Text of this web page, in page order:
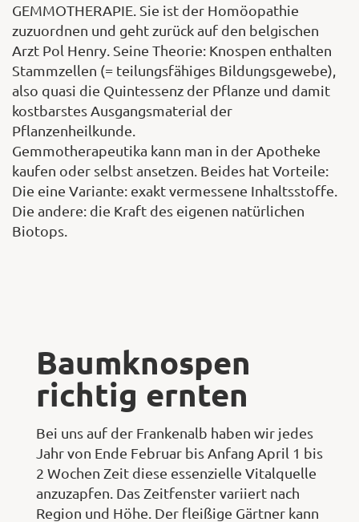
GEMMOTHERAPIE. Sie ist der Homöopathie
zuzuordnen und geht zurück auf den belgischen
Arzt Pol Henry. Seine Theorie: Knospen enthalten
Stammzellen (= teilungsfähiges Bildungsgewebe),
also quasi die Quintessenz der Pflanze und damit
kostbarstes Ausgangsmaterial der
Pflanzenheilkunde.
Gemmotherapeutika kann man in der Apotheke
kaufen oder selbst ansetzen. Beides hat Vorteile:
Die eine Variante: exakt vermessene Inhaltsstoffe.
Die andere: die Kraft des eigenen natürlichen
Biotops.
Baumknospen
richtig ernten
Bei uns auf der Frankenalb haben wir jedes
Jahr von Ende Februar bis Anfang April 1 bis
2 Wochen Zeit diese essenzielle Vitalquelle
anzuzapfen. Das Zeitfenster variiert nach
Region und Höhe. Der fleißige Gärtner kann